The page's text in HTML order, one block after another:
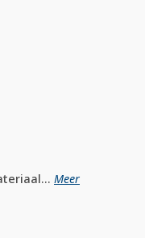
Meer